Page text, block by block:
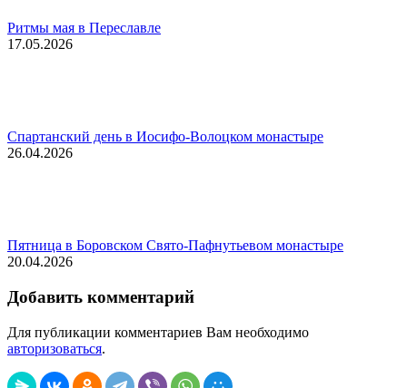
Ритмы мая в Переславле
17.05.2026
Спартанский день в Иосифо-Волоцком монастыре
26.04.2026
Пятница в Боровском Свято-Пафнутьевом монастыре
20.04.2026
Добавить комментарий
Для публикации комментариев Вам необходимо
авторизоваться.